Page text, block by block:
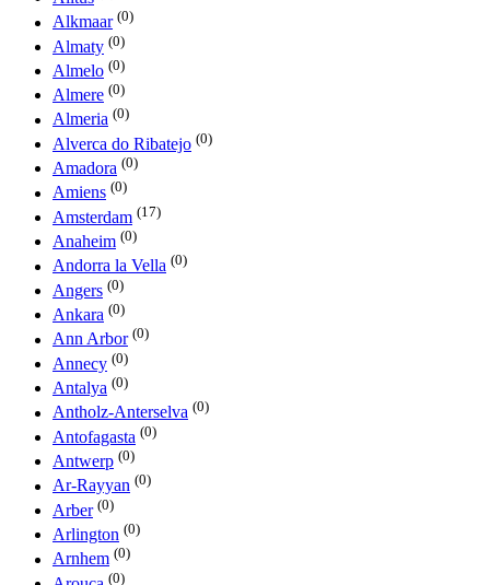
Alkmaar (0)
Almaty (0)
Almelo (0)
Almere (0)
Almeria (0)
Alverca do Ribatejo (0)
Amadora (0)
Amiens (0)
Amsterdam (17)
Anaheim (0)
Andorra la Vella (0)
Angers (0)
Ankara (0)
Ann Arbor (0)
Annecy (0)
Antalya (0)
Antholz-Anterselva (0)
Antofagasta (0)
Antwerp (0)
Ar-Rayyan (0)
Arber (0)
Arlington (0)
Arnhem (0)
(0)